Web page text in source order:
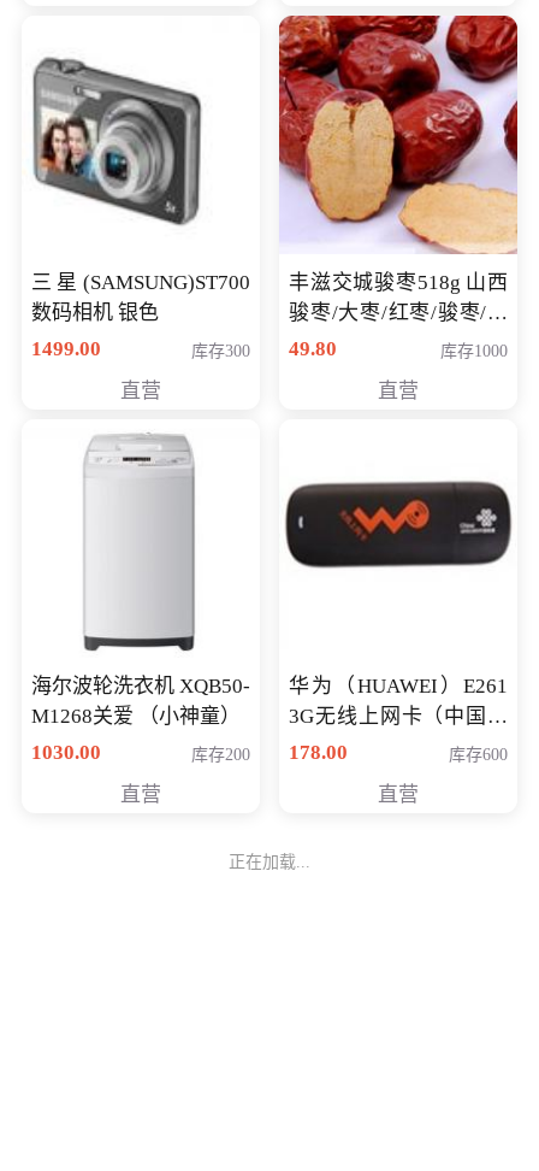
三星(SAMSUNG)ST700
数码相机 银色
1499.00
库存300
直营
丰滋交城骏枣518g 山西
骏枣/大枣/红枣/骏枣/热
销千件/
49.80 库存1000
直营
海尔波轮洗衣机 XQB50-
M1268关爱 （小神童）
1030.00
库存200
直营
华为（HUAWEI）E261
3G无线上网卡（中国联
通）
178.00 库存600
直营
正在加载...